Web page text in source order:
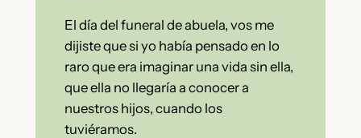
El día del funeral de abuela, vos me
dijiste que si yo había pensado en lo
raro que era imaginar una vida sin ella,
que ella no llegaría a conocer a
nuestros hijos, cuando los
tuviéramos.